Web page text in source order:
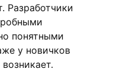
Разработчики
понятными
у новичков